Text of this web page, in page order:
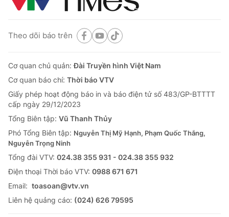
Theo dõi báo trên
Cơ quan chủ quản:Đài Truyền hình Việt Nam
Cơ quan báo chí: Thời báo VTV
Giấy phép hoạt động báo in và báo điện tử số 483/GP-BTTTT
cấp ngày 29/12/2023
Tổng Biên tập: Vũ Thanh Thủy
Phó Tổng Biên tập: Nguyễn Thị Mỹ Hạnh, Phạm Quốc Thắng,
Nguyễn Trọng Ninh
Tổng đài VTV: 024.38 355 931 - 024.38 355 932
Ðiện thoại Thời báo VTV: 0988 671 671
Email: toasoan@vtv.vn
Liên hệ quảng cáo: (024) 626 79595